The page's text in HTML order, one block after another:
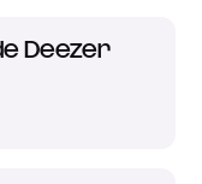
Deezer